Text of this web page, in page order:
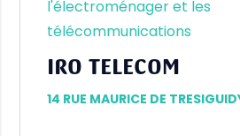
l'électroménager et les
télécommunications
IRO TELECOM
14 RUE MAURICE DE